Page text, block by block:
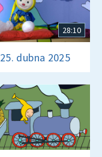
28:10
25. dubna 2025